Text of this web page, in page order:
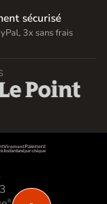
sécurisé
3x sans frais

®